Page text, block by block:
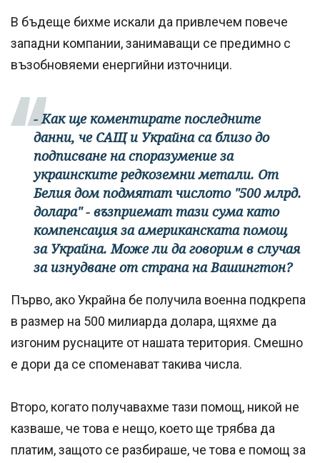
В бъдеще бихме искали да привлечем повече
западни компании, занимаващи се предимно с
възобновяеми енергийни източници.
- Как ще коментирате последните
данни, че САЩ и Украйна са близо до
подписване на споразумение за
украинските редкоземни метали. От
Белия дом подмятат числото "500 млрд.
долара" - възприемат тази сума като
компенсация за американската помощ
за Украйна. Може ли да говорим в случая
за изнудване от страна на Вашингтон?
Първо, ако Украйна бе получила военна подкрепа
в размер на 500 милиарда долара, щяхме да
изгоним руснаците от нашата територия. Смешно
е дори да се споменават такива числа.
Второ, когато получавахме тази помощ, никой не
казваше, че това е нещо, което ще трябва да
платим, защото се разбираше, че това е помощ за